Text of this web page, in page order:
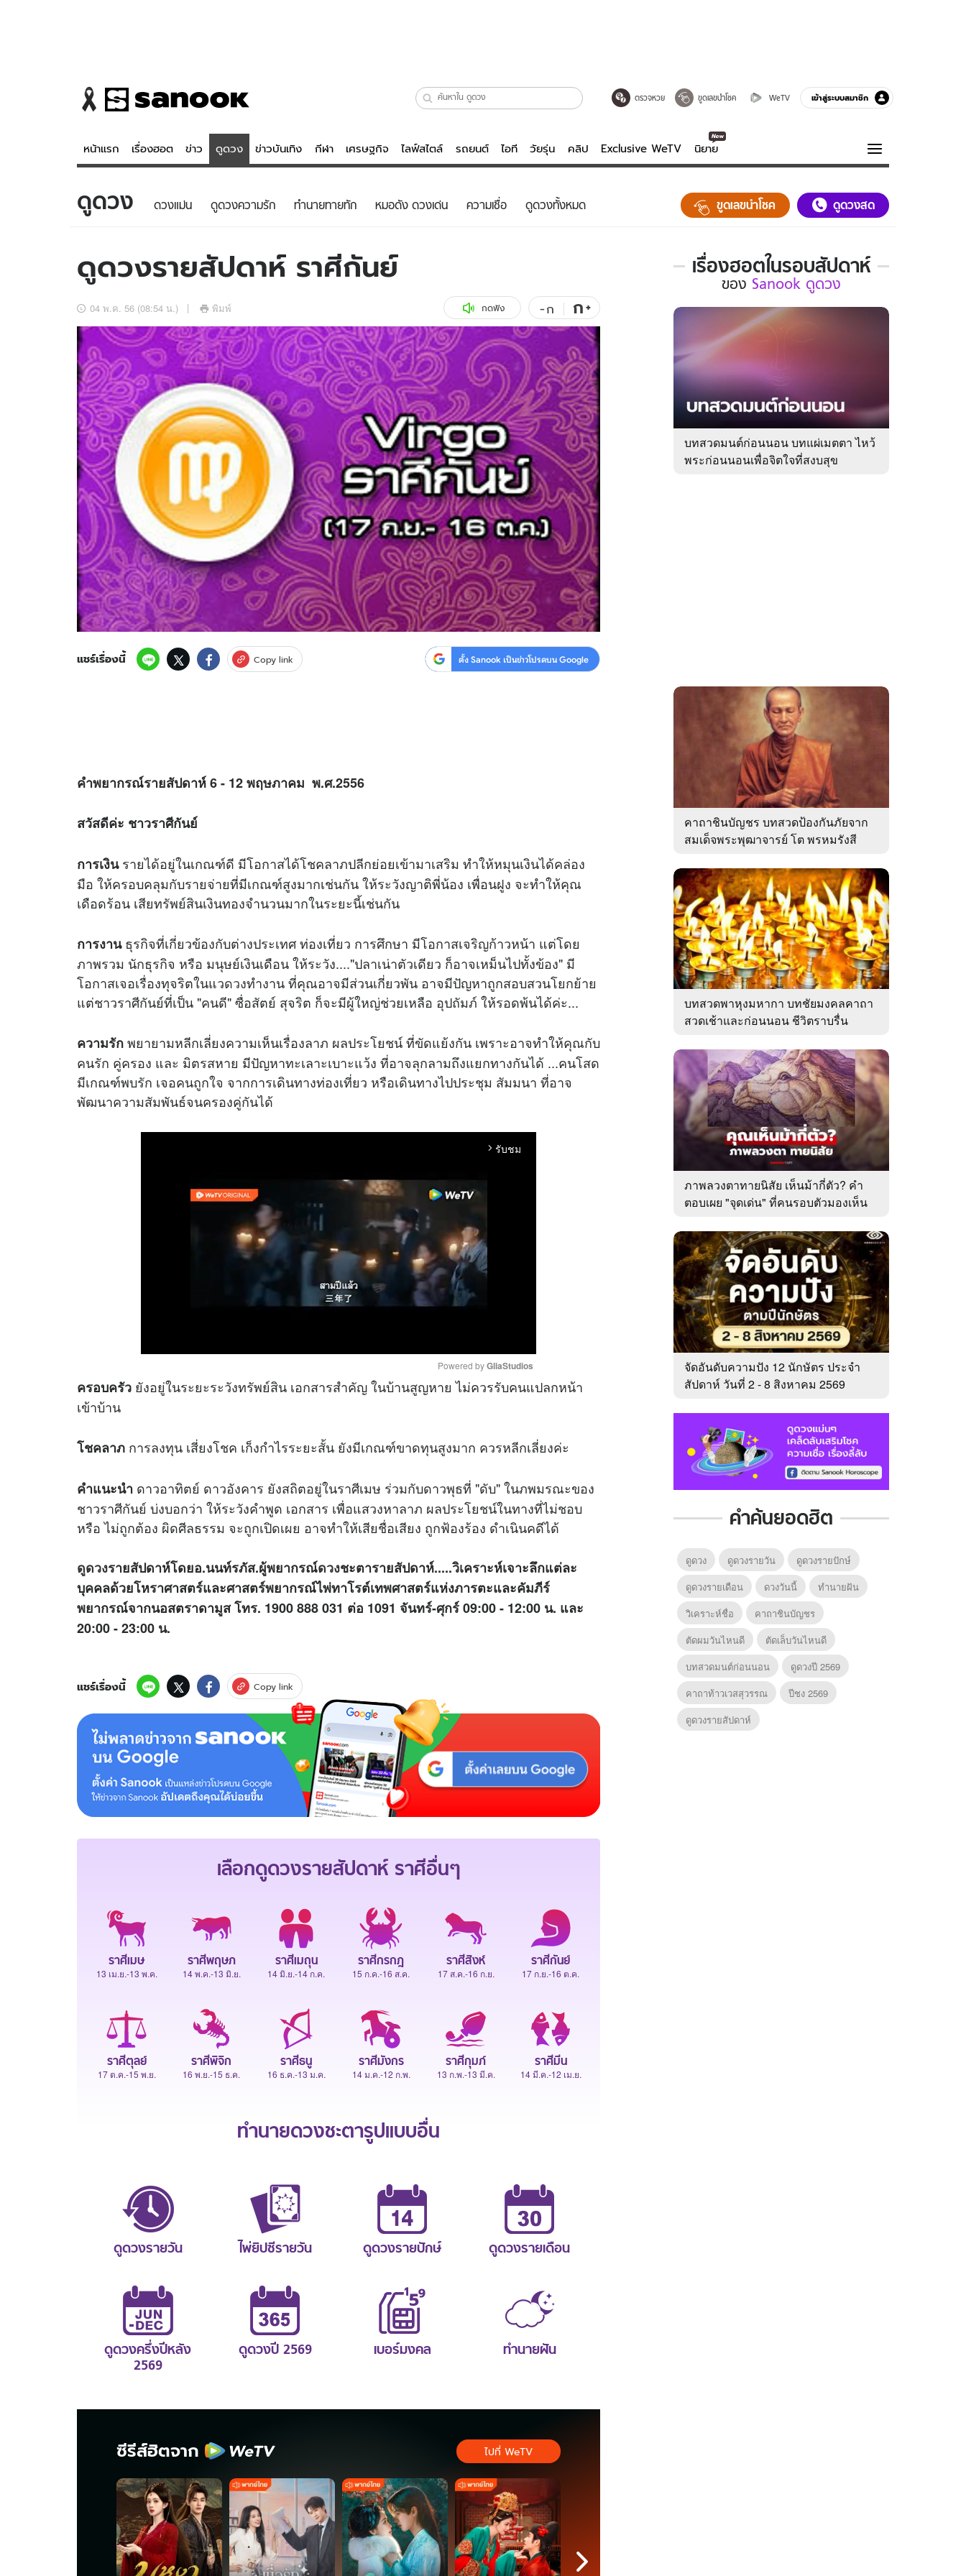
ตรวจหวย ขูดเลขนำโชค WeTV เข้าสู่ระบบสมาชิก
หน้าแรก เรื่องฮอต ข่าว ดูดวง ข่าวบันเทิง กีฬา เศรษฐกิจ ไลฟ์สไตล์ รถยนต์ ไอที วัยรุ่น คลิป Exclusive WeTV นิยาย
ข่าว
ข่าวบันเทิง
อัปเดตจีน
เช็กข่าวชัวร์
ดูดวง - ตรวจหวย
สถิติหวยไทย
ไลฟ์สไตล์
รถยนต์
สุขภาพ
เที่ยว-กิน
Tasteful Thailand
Sanook Choice
คลิป
พอดแคสต์
ดูทีวี
WeTV
Exclusive WeTV
นิยาย
ความรู้รอบตัว
ฮาวทู
ดาวน์โหลดสนุกแอปฟรี ติดตามสนุกโซเชียลได้ที่
สงวนลิขสิทธิ์ © 2569 บริษัท อิมเมจ ฟิวเจอร์ (ประเทศไทย) จำกัด
ดูดวง ดวงแม่น ดูดวงความรัก ทํานายทายทัก หมอดัง ดวงเด่น ความเชื่อ ดูดวงทั้งหมด ขูดเลขนำโชค ดูดวงสด
ดูดวงรายสัปดาห์ ราศีกันย์
04 พ.ค. 56 (08:54 น.) พิมพ์ กดฟัง -ก ก+
แชร์เรื่องนี้ Copy link ตั้ง Sanook เป็นข่าวโปรดบน Google
คำพยากรณ์รายสัปดาห์ 6 - 12 พฤษภาคม พ.ศ.2556
สวัสดีค่ะ ชาวราศีกันย์
การเงินรายได้อยู่ในเกณฑ์ดี มีโอกาสได้โชคลาภปลีกย่อยเข้ามาเสริม ทำให้หมุนเงินได้คล่อง
มือ ให้ครอบคลุมกับรายจ่ายที่มีเกณฑ์สูงมากเช่นกัน ให้ระวังญาติพี่น้อง เพื่อนฝูง จะทำให้คุณ
เดือดร้อน เสียทรัพย์สินเงินทองจำนวนมากในระยะนี้เช่นกัน
การงานธุรกิจที่เกี่ยวข้องกับต่างประเทศ ท่องเที่ยว การศึกษา มีโอกาสเจริญก้าวหน้า แต่โดย
ภาพรวม นักธุรกิจ หรือ มนุษย์เงินเดือน ให้ระวัง...."ปลาเน่าตัวเดียว ก็อาจเหม็นไปทั้งข้อง" มี
โอกาสเจอเรื่องทุจริตในแวดวงทำงาน ที่คุณอาจมีส่วนเกี่ยวพัน อาจมีปัญหาถูกสอบสวนโยกย้าย
แต่ชาวราศีกันย์ที่เป็น "คนดี" ซื่อสัตย์ สุจริต ก็จะมีผู้ใหญ่ช่วยเหลือ อุปถัมภ์ ให้รอดพ้นได้ค่ะ...
ความรักพยายามหลีกเลี่ยงความเห็นเรื่องลาภ ผลประโยชน์ ที่ขัดแย้งกัน เพราะอาจทำให้คุณกับ
คนรัก คู่ครอง และ มิตรสหาย มีปัญหาทะเลาะเบาะแว้ง ที่อาจลุกลามถึงแยกทางกันได้ ...คนโสด
มีเกณฑ์พบรัก เจอคนถูกใจ จากการเดินทางท่องเที่ยว หรือเดินทางไปประชุม สัมมนา ที่อาจ
พัฒนาความสัมพันธ์จนครองคู่กันได้
arrow_forward_ios รับชม
t
Powered by GliaStudios
ครอบครัว ยังอยู่ในระยะระวังทรัพย์สิน เอกสารสำคัญ ในบ้านสูญหาย ไม่ควรรับคนแปลกหน้า
เข้าบ้าน
โชคลาภ การลงทุน เสี่ยงโชค เก็งกำไรระยะสั้น ยังมีเกณฑ์ขาดทุนสูงมาก ควรหลีกเลี่ยงค่ะ
คำแนะนำ ดาวอาทิตย์ ดาวอังคาร ยังสถิตอยู่ในราศีเมษ ร่วมกับดาวพุธที่ "ดับ" ในภพมรณะของ
ชาวราศีกันย์ บ่งบอกว่า ให้ระวังคำพูด เอกสาร เพื่อแสวงหาลาภ ผลประโยชน์ในทางที่ไม่ชอบ
หรือ ไม่ถูกต้อง ผิดศีลธรรม จะถูกเปิดเผย อาจทำให้เสียชื่อเสียง ถูกฟ้องร้อง ดำเนินคดีได้
ดูดวงรายสัปดาห์โดยอ.นนท์รภัส.ผู้พยากรณ์ดวงชะตารายสัปดาห์.....วิเคราะห์เจาะลึกแต่ละ
บุคคลด้วยโหราศาสตร์และศาสตร์พยากรณ์ไพ่ทาโรต์เทพศาสตร์แห่งภารตะและคัมภีร์
พยากรณ์จากนอสตราดามูส โทร. 1900 888 031 ต่อ 1091 จันทร์-ศุกร์ 09:00 - 12:00 น. และ
20:00 - 23:00 น.
แชร์เรื่องนี้ Copy link
เลือกดูดวงรายสัปดาห์ราศีอื่นๆ
ราศีเมษ
13 เม.ย.-13 พ.ค.
ราศีพฤษภ
14 พ.ค.-13 มิ.ย.
ราศีเมถุน
14 มิ.ย.-14 ก.ค.
ราศีกรกฎ
15 ก.ค.-16 ส.ค.
ราศีสิงห์
17 ส.ค.-16 ก.ย.
ราศีกันย์
17 ก.ย.-16 ต.ค.
ราศีตุลย์
17 ต.ค.-15 พ.ย.
ราศีพิจิก
16 พ.ย.-15 ธ.ค.
ราศีธนู
16 ธ.ค.-13 ม.ค.
ราศีมังกร
14 ม.ค.-12 ก.พ.
ราศีกุมภ์
13 ก.พ.-13 มี.ค.
ราศีมีน
14 มี.ค.-12 เม.ย.
ทำนายดวงชะตารูปแบบอื่น
ดูดวงรายวัน ไพ่ยิปซีรายวัน ดูดวงรายปักษ์ ดูดวงรายเดือน
ดูดวงครึ่งปีหลัง
2569
ดูดวงปี 2569 เบอร์มงคล ทำนายฝัน
ซีรีส์ฮิตจาก ไปที่ WeTV
เรื่องฮอตในรอบสัปดาห์
เรื่อง
ใน
รอบ
ของ
Sanook
ดูด
ของ Sanook ดูดวง
บทสวดมนต์ก่อนนอน บทแผ่เมตตา ไหว้
พระก่อนนอนเพื่อจิตใจที่สงบสุข
คาถาชินบัญชร บทสวดป้องกันภัยจาก
สมเด็จพระพุฒาจารย์ โต พรหมรังสี
บทสวดพาหุงมหากา บทชัยมงคลคาถา
สวดเช้าและก่อนนอน ชีวิตราบรื่น
ภาพลวงตาทายนิสัย เห็นม้ากี่ตัว? คำ
ตอบเผย "จุดเด่น" ที่คนรอบตัวมองเห็น
จัดอันดับความปัง 12 นักษัตร ประจำ
สัปดาห์ วันที่ 2 - 8 สิงหาคม 2569
คำค้นยอดฮิต
ดูดวง ดูดวงรายวัน
ดูดวงรายปักษ์
ดูดวงรายเดือน
ดวงวันนี้
ทํานายฝัน
วิเคราะห์ชื่อ
คาถาชินบัญชร
ตัดผมวันไหนดี
ตัดเล็บวันไหนดี
บทสวดมนต์ก่อนนอน
ดูดวงปี 2569
คาถาท้าวเวสสุวรรณ
ปีชง 2569
ดูดวงรายสัปดาห์